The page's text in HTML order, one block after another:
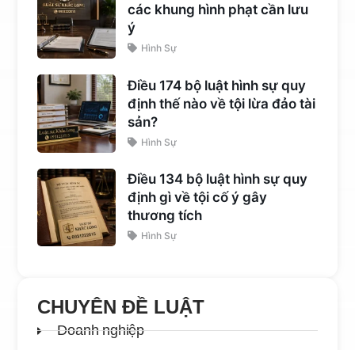
các khung hình phạt cần lưu
ý
Hình Sự
Điều 174 bộ luật hình sự quy
định thế nào về tội lừa đảo tài
sản?
Hình Sự
Điều 134 bộ luật hình sự quy
định gì về tội cố ý gây
thương tích
Hình Sự
CHUYÊN ĐỀ LUẬT
Doanh nghiệp